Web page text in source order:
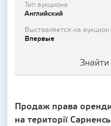
Тип аукциона
Английский
Выставляется на аукцион
Впервые
Продаж права
на території